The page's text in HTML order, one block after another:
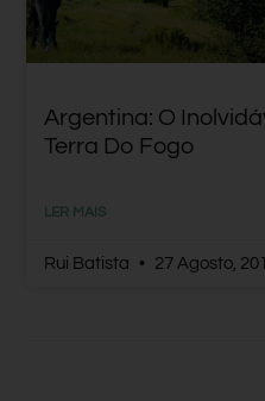
Argentina: O
Terra Do Fogo
LER MAIS
Rui Batista 27 Agosto,